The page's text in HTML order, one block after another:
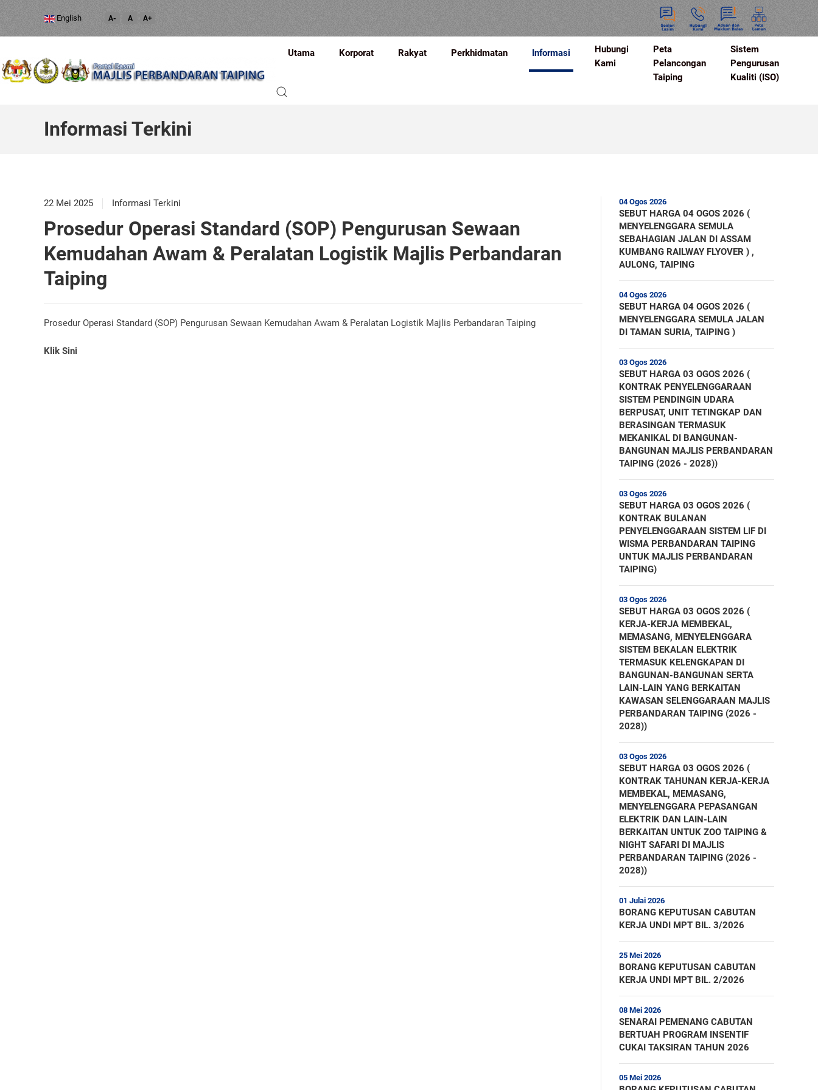
English A- A A+
Utama Korporat Rakyat Perkhidmatan Informasi
Hubungi
Kami
Peta
Pelancongan
Taiping
Sistem
Pengurusan
Kualiti (ISO)
Informasi Terkini
22 Mei 2025 Informasi Terkini
Prosedur Operasi Standard (SOP) Pengurusan Sewaan
Kemudahan Awam & Peralatan Logistik Majlis Perbandaran
Taiping
Prosedur Operasi Standard (SOP) Pengurusan Sewaan Kemudahan Awam & Peralatan Logistik Majlis Perbandaran Taiping
Klik Sini
04 Ogos 2026
SEBUT HARGA 04 OGOS 2026 (
MENYELENGGARA SEMULA
SEBAHAGIAN JALAN DI ASSAM
KUMBANG RAILWAY FLYOVER ) ,
AULONG, TAIPING
04 Ogos 2026
SEBUT HARGA 04 OGOS 2026 (
MENYELENGGARA SEMULA JALAN
DI TAMAN SURIA, TAIPING )
03 Ogos 2026
SEBUT HARGA 03 OGOS 2026 (
KONTRAK PENYELENGGARAAN
SISTEM PENDINGIN UDARA
BERPUSAT, UNIT TETINGKAP DAN
BERASINGAN TERMASUK
MEKANIKAL DI BANGUNAN-
BANGUNAN MAJLIS PERBANDARAN
TAIPING (2026 - 2028))
03 Ogos 2026
SEBUT HARGA 03 OGOS 2026 (
KONTRAK BULANAN
PENYELENGGARAAN SISTEM LIF DI
WISMA PERBANDARAN TAIPING
UNTUK MAJLIS PERBANDARAN
TAIPING)
03 Ogos 2026
SEBUT HARGA 03 OGOS 2026 (
KERJA-KERJA MEMBEKAL,
MEMASANG, MENYELENGGARA
SISTEM BEKALAN ELEKTRIK
TERMASUK KELENGKAPAN DI
BANGUNAN-BANGUNAN SERTA
LAIN-LAIN YANG BERKAITAN
KAWASAN SELENGGARAAN MAJLIS
PERBANDARAN TAIPING (2026 -
2028))
03 Ogos 2026
SEBUT HARGA 03 OGOS 2026 (
KONTRAK TAHUNAN KERJA-KERJA
MEMBEKAL, MEMASANG,
MENYELENGGARA PEPASANGAN
ELEKTRIK DAN LAIN-LAIN
BERKAITAN UNTUK ZOO TAIPING &
NIGHT SAFARI DI MAJLIS
PERBANDARAN TAIPING (2026 -
2028))
01 Julai 2026
BORANG KEPUTUSAN CABUTAN
KERJA UNDI MPT BIL. 3/2026
25 Mei 2026
BORANG KEPUTUSAN CABUTAN
KERJA UNDI MPT BIL. 2/2026
08 Mei 2026
SENARAI PEMENANG CABUTAN
BERTUAH PROGRAM INSENTIF
CUKAI TAKSIRAN TAHUN 2026
05 Mei 2026